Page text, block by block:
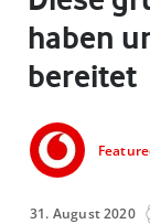
haben
bereitet
31. August 2020